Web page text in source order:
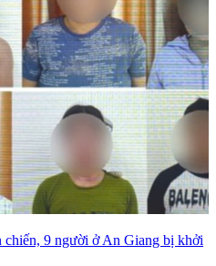
chiến, 9 người ở An Giang bị khởi